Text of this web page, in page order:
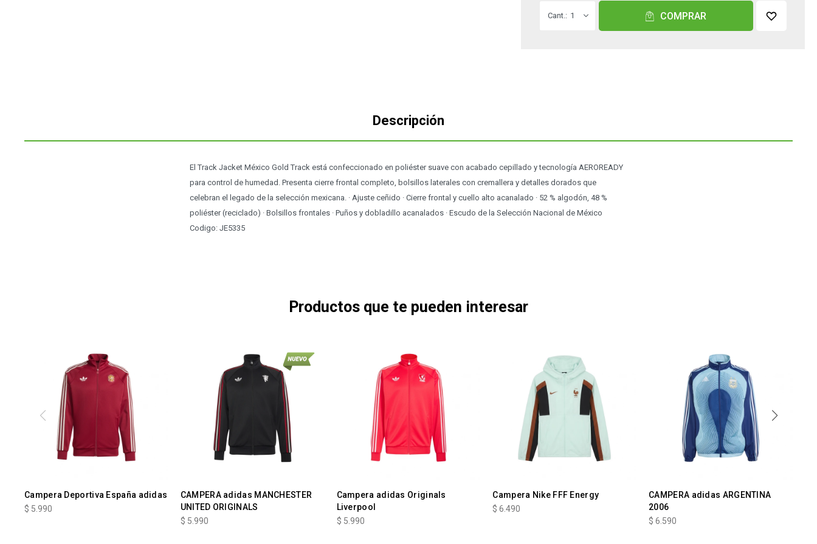
1 COMPRAR
Descripción
El Track Jacket México Gold Track está confeccionado en poliéster suave con acabado cepillado y tecnología AEROREADY
para control de humedad. Presenta cierre frontal completo, bolsillos laterales con cremallera y detalles dorados que
celebran el legado de la selección mexicana. · Ajuste ceñido · Cierre frontal y cuello alto acanalado · 52 % algodón, 48 %
poliéster (reciclado) · Bolsillos frontales · Puños y dobladillo acanalados · Escudo de la Selección Nacional de México
Codigo: JE5335
Productos que te pueden interesar
Campera Deportiva España adidas
$ 5.990
CAMPERA adidas MANCHESTER
UNITED ORIGINALS
$ 5.990
Campera adidas Originals
Liverpool
$ 5.990
Campera Nike FFF Energy
$ 6.490
CAMPERA adidas ARGENTINA
2006
$ 6.590